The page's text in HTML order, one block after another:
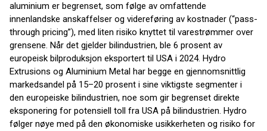
aluminium er begrenset, som følge av omfattende
innenlandske anskaffelser og videreføring av kostnader (“pass-
through pricing”), med liten risiko knyttet til varestrømmer over
grensene. Når det gjelder bilindustrien, ble 6 prosent av
europeisk bilproduksjon eksportert til USA i 2024. Hydro
Extrusions og Aluminium Metal har begge en gjennomsnittlig
markedsandel på 15–20 prosent i sine viktigste segmenter i
den europeiske bilindustrien, noe som gir begrenset direkte
eksponering for potensiell toll fra USA på bilindustrien. Hydro
følger nøye med på den økonomiske usikkerheten og risiko for